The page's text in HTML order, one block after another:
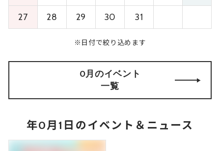
27 28 29 30 31
※日付で絞り込めます
0月のイベント
一覧
年0月1日のイベント＆ニュース